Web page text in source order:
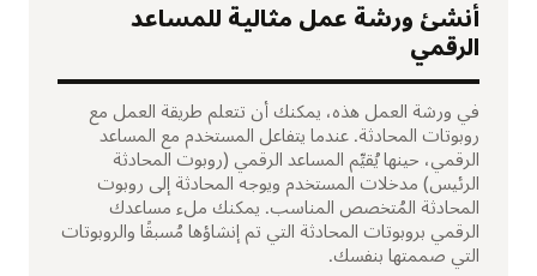
أنشئ ورشة عمل مثالية للمساعد
الرقمي
في ورشة العمل هذه، يمكنك أن تتعلم طريقة العمل مع
روبوتات المحادثة. عندما يتفاعل المستخدم مع المساعد
الرقمي، حينها يُقيِّم المساعد الرقمي (روبوت المحادثة
الرئيس) مدخلات المستخدم ويوجه المحادثة إلى روبوت
المحادثة المُتخصص المناسب. يمكنك ملء مساعدك
الرقمي بروبوتات المحادثة التي تم إنشاؤها مُسبقًا والروبوتات
التي صممتها بنفسك.